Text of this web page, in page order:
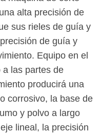
alta precisión de
sus rieles de guía y
de guía y
Equipo en el
a las partes de
producirá una
corrosivo, la base de
y polvo a largo
lineal, la precisión